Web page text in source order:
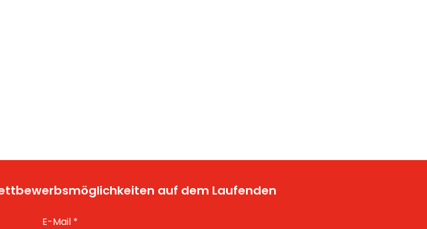
auf dem Laufenden
E-Mail *